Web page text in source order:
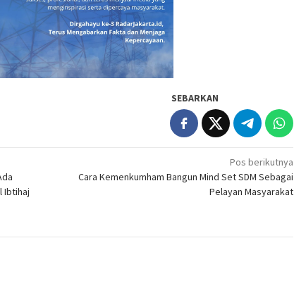
SEBARKAN
Ibtihaj
Pos berikutnya
Cara Kemenkumham Bangun Mind Set SDM Sebagai
Pelayan Masyarakat